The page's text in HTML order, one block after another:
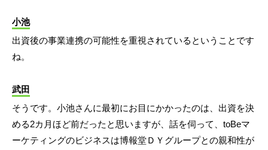
小池
出資後の事業連携の可能性を重視されているということです
ね。
武田
そうです。小池さんに最初にお目にかかったのは、出資を決
める2カ月ほど前だったと思いますが、話を伺って、toBeマ
ーケティングのビジネスは博報堂ＤＹグループとの親和性が